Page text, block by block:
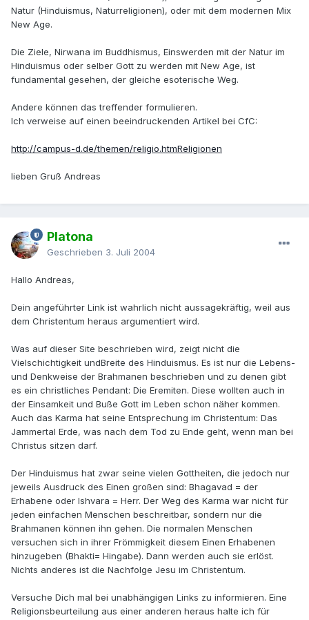
Natur (Hinduismus, Naturreligionen), oder mit dem modernen Mix
New Age.
Die Ziele, Nirwana im Buddhismus, Einswerden mit der Natur im
Hinduismus oder selber Gott zu werden mit New Age, ist
fundamental gesehen, der gleiche esoterische Weg.
Andere können das treffender formulieren.
Ich verweise auf einen beeindruckenden Artikel bei CfC:
http://campus-d.de/themen/religio.htmReligionen
lieben Gruß Andreas
Platona
Geschrieben 3. Juli 2004
Hallo Andreas,
Dein angeführter Link ist wahrlich nicht aussagekräftig, weil aus
dem Christentum heraus argumentiert wird.
Was auf dieser Site beschrieben wird, zeigt nicht die
Vielschichtigkeit undBreite des Hinduismus. Es ist nur die Lebens-
und Denkweise der Brahmanen beschrieben und zu denen gibt
es ein christliches Pendant: Die Eremiten. Diese wollten auch in
der Einsamkeit und Buße Gott im Leben schon näher kommen.
Auch das Karma hat seine Entsprechung im Christentum: Das
Jammertal Erde, was nach dem Tod zu Ende geht, wenn man bei
Christus sitzen darf.
Der Hinduismus hat zwar seine vielen Gottheiten, die jedoch nur
jeweils Ausdruck des Einen großen sind: Bhagavad = der
Erhabene oder Ishvara = Herr. Der Weg des Karma war nicht für
jeden einfachen Menschen beschreitbar, sondern nur die
Brahmanen können ihn gehen. Die normalen Menschen
versuchen sich in ihrer Frömmigkeit diesem Einen Erhabenen
hinzugeben (Bhakti= Hingabe). Dann werden auch sie erlöst.
Nichts anderes ist die Nachfolge Jesu im Christentum.
Versuche Dich mal bei unabhängigen Links zu informieren. Eine
Religionsbeurteilung aus einer anderen heraus halte ich für